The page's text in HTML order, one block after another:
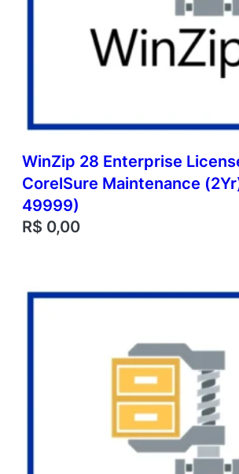
WinZip 28 Enterprise
CorelSure Maintenance
49999)
R$ 0,00